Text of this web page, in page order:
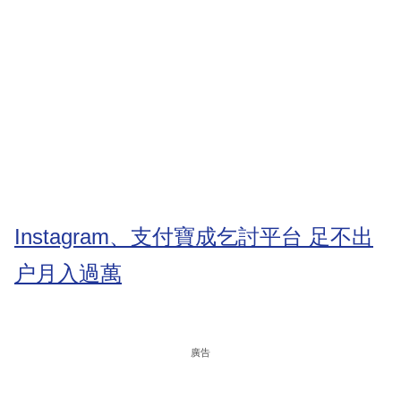
Instagram、支付寶成乞討平台 足不出
户月入過萬
廣告